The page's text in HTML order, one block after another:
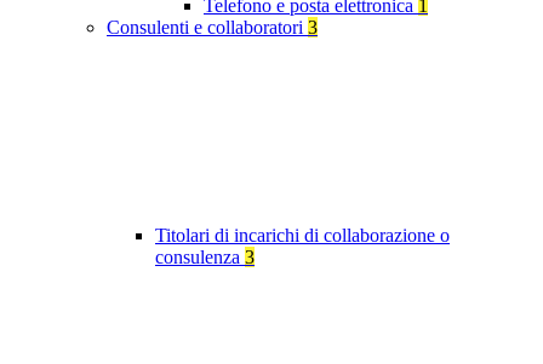
Telefono e posta elettronica 1
Consulenti e collaboratori 3
Titolari di incarichi di collaborazione o
consulenza 3